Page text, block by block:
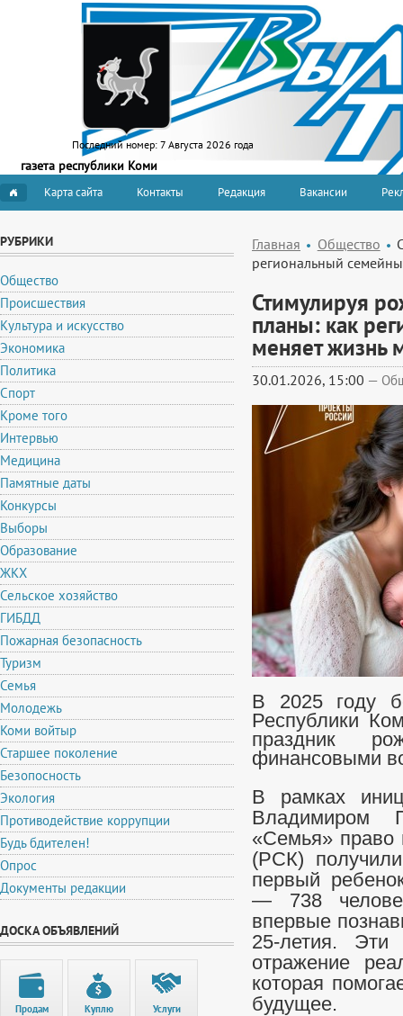
Последний номер: 7 Августа 2026 года
газета республики Коми
Карта сайта Контакты Редакция Вакансии
РУБРИКИ
Общество
Происшествия
Культура и искусство
Экономика
Политика
Спорт
Кроме того
Интервью
Медицина
Памятные даты
Конкурсы
Выборы
Образование
ЖКХ
Сельское хозяйство
ГИБДД
Пожарная безопасность
Туризм
Семья
Молодежь
Коми войтыр
Старшее поколение
Безопосность
Экология
Противодействие коррупции
Будь бдителен!
Опрос
Документы редакции
ДОСКА ОБЪЯВЛЕНИЙ
Продам Куплю Услуги
Главная Общество
региональный
Стимулируя
планы: как
меняет жизнь
30.01.2026, 15:00 —
В 2025 году
Республики
праздник
финансовыми
В рамках
Владимиром
«Семья» право
(РСК)
первый
— 738
впервые
25-летия.
отражение
которая
будущее.